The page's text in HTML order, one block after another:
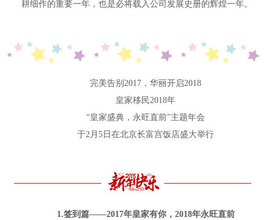
耕细作的重要一年，也是必将载入公司发展史册的辉煌一年。
完美告别2017，华丽开启2018
皇家移民2018年
“皇家盛典，永旺直前”主题年会
于2月5日在北京长富宫饭店盛大举行
1.签到篇——2017年皇家有你，2018年永旺直前